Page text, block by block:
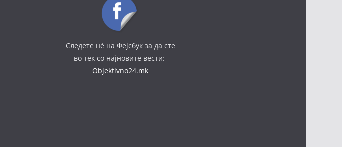
Следете нè на Фејсбук за да сте
во тек со најновите вести:
Objektivno24.mk